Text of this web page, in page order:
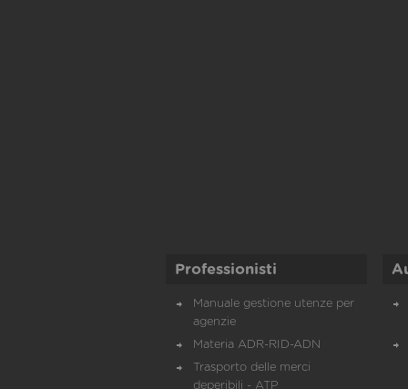
Professionisti
Manuale gestione utenze per
agenzie
Materia ADR-RID-ADN
Trasporto delle merci
deperibili - ATP